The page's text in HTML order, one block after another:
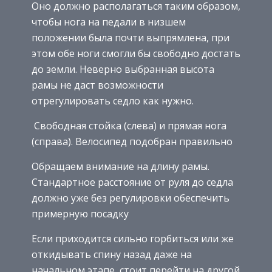
Оно должно располагаться таким образом,
чтобы нога на педали в низшем
положении была почти выпрямлена, при
этом обе ноги смогли бы свободно достать
до земли. Неверно выбранная высота
рамы не даст возможности
отрегулировать седло как нужно.
Свободная стойка (слева) и прямая нога
(справа). Велосипед подобран правильно
Обращаем внимание на длину рамы.
Стандартное расстояние от руля до седла
должно уже без регулировки обеспечить
примерную посадку
Если приходится сильно горбиться или же
откидывать спину назад даже на